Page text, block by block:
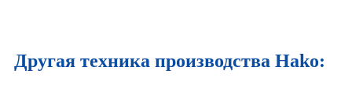
Другая техника производства Hako: